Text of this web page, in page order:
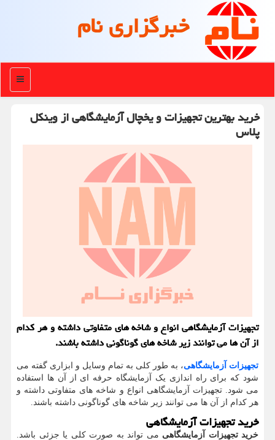
خبرگزاری نام
منو
خرید بهترین تجهیزات و یخچال آزمایشگاهی از وینکل
پلاس
تجهیزات آزمایشگاهی انواع و شاخه های متفاوتی داشته و هر کدام
از آن ها می توانند زیر شاخه های گوناگونی داشته باشند.
تجهیزات آزمایشگاهی، به طور کلی به تمام وسایل و ابزاری گفته می‌
شود که برای راه اندازی یک آزمایشگاه حرفه ای از آن ها استفاده
می شود. تجهیزات آزمایشگاهی انواع و شاخه های متفاوتی داشته و
هر کدام از آن ها می توانند زیر شاخه های گوناگونی داشته باشند.
خرید تجهیزات آزمایشگاهی
خرید تجهیزات آزمایشگاهی می تواند به صورت کلی یا جزئی باشد.